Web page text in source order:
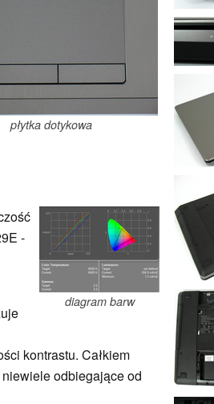
płytka dotykowa
diagram barw
-
kontrastu. Całkiem
odbiegające od